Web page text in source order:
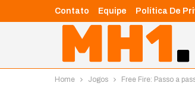
Contato Equipe Política De
Home Jogos Free Fire: Passo a